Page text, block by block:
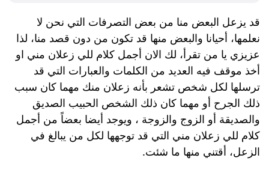
قد يزعل البعض منا من بعض التصرفات التي نحن لا
نعلمها، أحيانا والبعض منها قد تكون من دون قصد منا، لذا
عزيزي يا من تقرأ، لك الان أجمل كلام للي زعلان مني او
أخذ موقف فيه العديد من الكلمات والعبارات التي قد
ترسلها لكل شخص تشعر بأنه زعلان منك مهما كان سبب
ذلك الجرح أو مهما كان ذلك الشخص الحبيب الصديق
والصديقة أو الزوج والزوجة ، ويوجد أيضا بعضاً من أجمل
كلام للي زعلان مني التي قد توجهها لكل من يبالغ في
الزعل، أقتني منها ما شئت.